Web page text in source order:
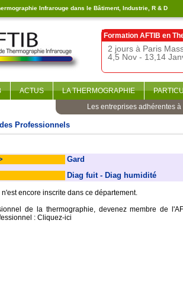
Infrarouge dans le Bâtiment, Industrie, R & D
Formation AFTIB en
2 jours à Paris
4,5 Nov - 13,14
ACTUS LA THERMOGRAPHIE
Les entreprises adhérentes à
Professionnels
Gard
Diag fuit - Diag humidité
encore inscrite dans ce département.
de la thermographie, devenez membre de
: Cliquez-ici